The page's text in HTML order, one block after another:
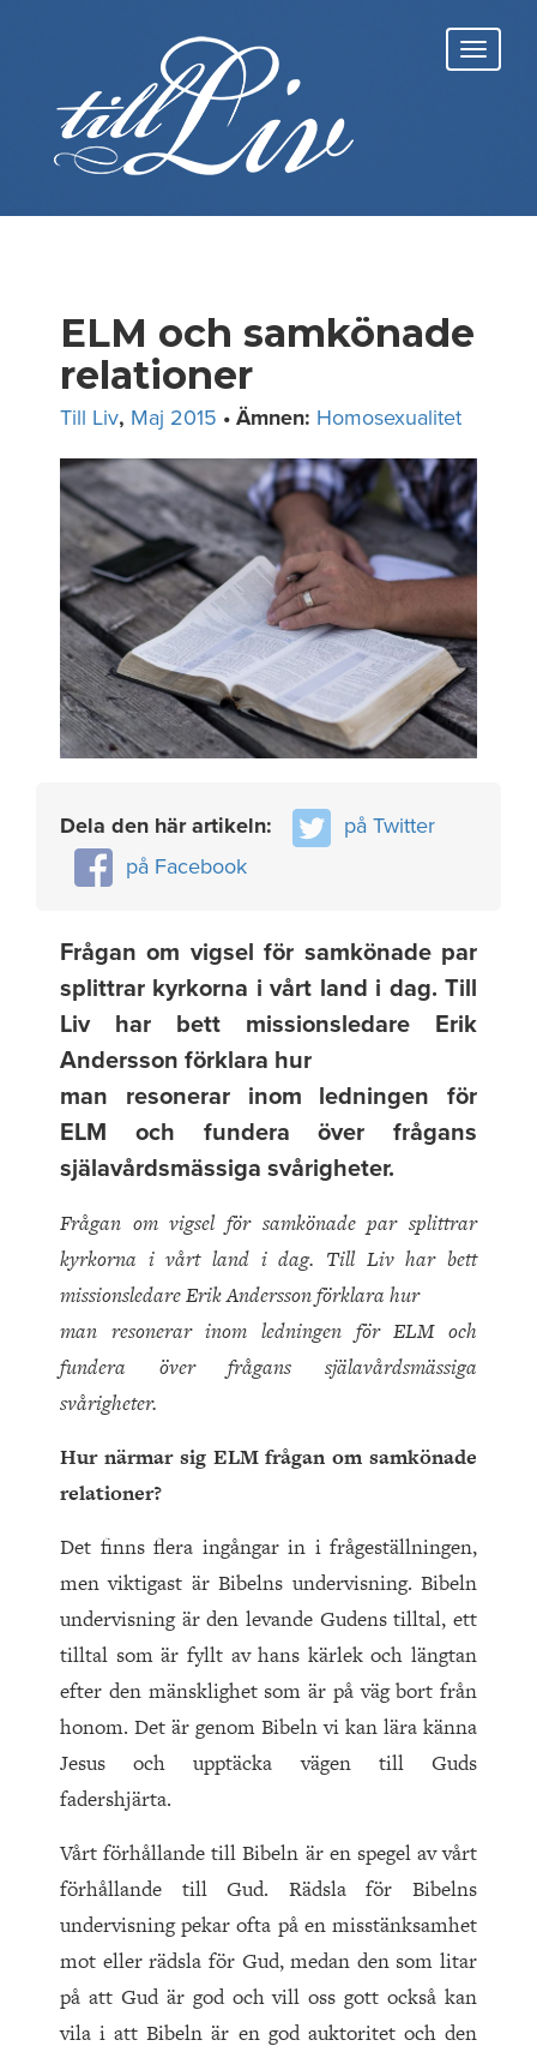
ELM och samkönade
relationer
Till Liv, Maj 2015 • Ämnen: Homosexualitet
Dela den här artikeln:
på Twitter
på Facebook
Frågan om vigsel för samkönade par
splittrar kyrkorna i vårt land i dag. Till
Liv har bett missionsledare Erik
Andersson förklara hur
man resonerar inom ledningen för
ELM och fundera över frågans
själavårdsmässiga svårigheter.
Frågan om vigsel för samkönade par splittrar
kyrkorna i vårt land i dag. Till Liv har bett
missionsledare Erik Andersson förklara hur
man resonerar inom ledningen för ELM och
fundera över frågans själavårdsmässiga
svårigheter.
Hur närmar sig ELM frågan om samkönade
relationer?
Det finns flera ingångar in i frågeställningen,
men viktigast är Bibelns undervisning. Bibeln
undervisning är den levande Gudens tilltal, ett
tilltal som är fyllt av hans kärlek och längtan
efter den mänsklighet som är på väg bort från
honom. Det är genom Bibeln vi kan lära känna
Jesus och upptäcka vägen till Guds
fadershjärta.
Vårt förhållande till Bibeln är en spegel av vårt
förhållande till Gud. Rädsla för Bibelns
undervisning pekar ofta på en misstänksamhet
mot eller rädsla för Gud, medan den som litar
på att Gud är god och vill oss gott också kan
vila i att Bibeln är en god auktoritet och den